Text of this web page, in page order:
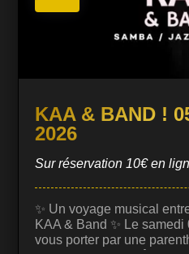
KAA & BAND !
2026
Sur réservation 10€ en
✨ Un voyage musical
KAA & Band ✨ Le
vous porter par une